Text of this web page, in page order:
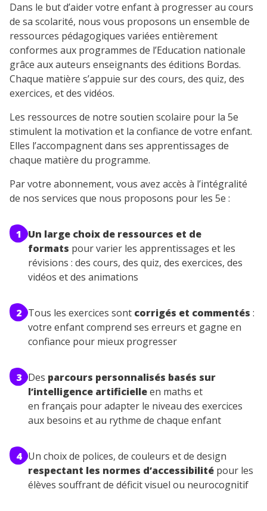
Dans le but d’aider votre enfant à progresser au cours
de sa scolarité, nous vous proposons un ensemble de
ressources pédagogiques variées entièrement
conformes aux programmes de l’Education nationale
grâce aux auteurs enseignants des éditions Bordas.
Chaque matière s’appuie sur des cours, des quiz, des
exercices, et des vidéos.
Les ressources de notre soutien scolaire pour la 5e
stimulent la motivation et la confiance de votre enfant.
Elles l’accompagnent dans ses apprentissages de
chaque matière du programme.
Par votre abonnement, vous avez accès à l’intégralité
de nos services que nous proposons pour les 5e :
1 Un large choix de ressources et de
formats pour varier les apprentissages et les
révisions : des cours, des quiz, des exercices, des
vidéos et des animations
2 Tous les exercices sont corrigés et commentés :
votre enfant comprend ses erreurs et gagne en
confiance pour mieux progresser
3 Des parcours personnalisés basés sur
l’intelligence artificielleen maths et
en français pour adapter le niveau des exercices
aux besoins et au rythme de chaque enfant
4 Un choix de polices, de couleurs et de design
respectant les normes d’accessibilitépour les
élèves souffrant de déficit visuel ou neurocognitif